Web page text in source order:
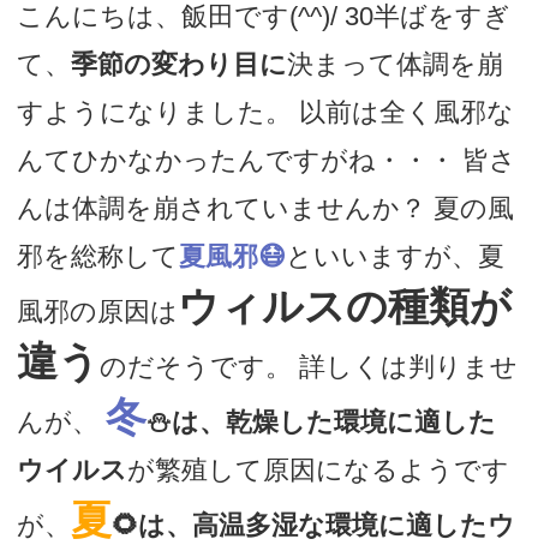
こんにちは、飯田です(^^)/ 30半ばをすぎ
て、 季節の変わり目に決まって体調を崩
すようになりました。 以前は全く風邪な
んてひかなかったんですがね・・・ 皆さ
んは体調を崩されていませんか？ 夏の風
邪を総称して夏風邪😷といいますが、夏
風邪の原因は ウィルスの種類が
違う のだそうです。 詳しくは判りませ
んが、 冬⛄は、乾燥した環境に適した
ウイルスが繁殖して原因になるようです
が、 夏🌻は、高温多湿な環境に適したウ